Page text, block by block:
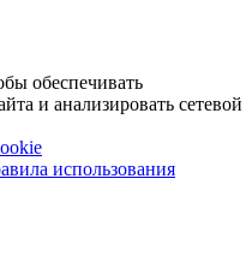
обеспечивать
и анализировать сетевой
использования